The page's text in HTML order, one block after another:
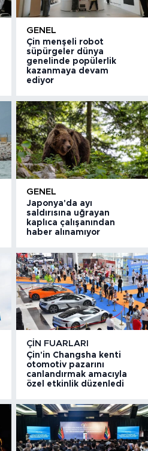
GENEL
Çin menşeli robot
süpürgeler dünya
genelinde popülerlik
kazanmaya devam
ediyor
GENEL
Japonya'da ayı
saldırısına uğrayan
kaplıca çalışanından
haber alınamıyor
ÇIN FUARLARI
Çin'in Changsha kenti
otomotiv pazarını
canlandırmak amacıyla
özel etkinlik düzenledi